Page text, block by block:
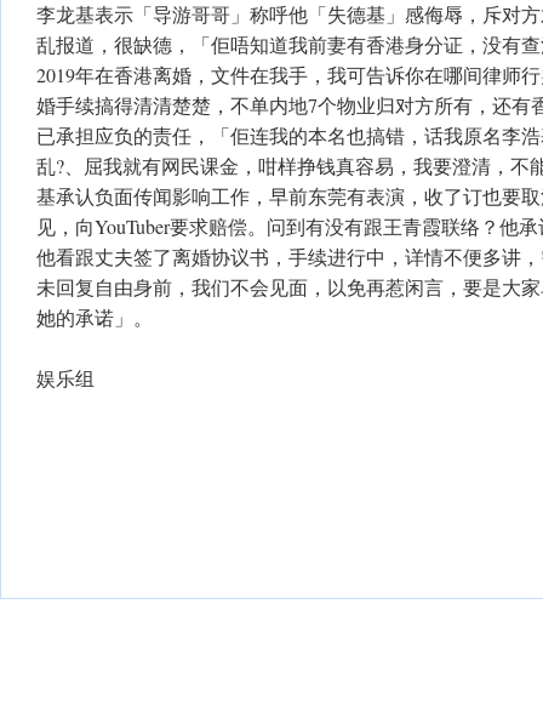
李龙基表示「导游哥哥」称呼他「失德基」感侮辱，斥对
乱报道，很缺德，「佢唔知道我前妻有香港身分证，没有
2019年在香港离婚，文件在我手，我可告诉你在哪间律师
婚手续搞得清清楚楚，不单内地7个物业归对方所有，还有
已承担应负的责任，「佢连我的本名也搞错，话我原名李
乱?、屈我就有网民课金，咁样挣钱真容易，我要澄清，不
基承认负面传闻影响工作，早前东莞有表演，收了订也要
见，向YouTuber要求赔偿。问到有没有跟王青霞联络？他
他看跟丈夫签了离婚协议书，手续进行中，详情不便多讲
未回复自由身前，我们不会见面，以免再惹闲言，要是大
她的承诺」。
娱乐组